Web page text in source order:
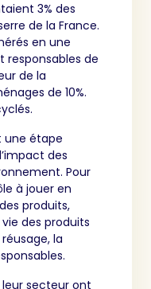
3% des
de la France.
en une
responsables de
de la
de 10%.
une étape
des
Pour
à jouer en
produits,
des produits
la
leur secteur ont